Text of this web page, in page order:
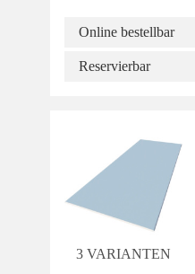
Online bestellbar
Reservierbar
3 VARIANTEN